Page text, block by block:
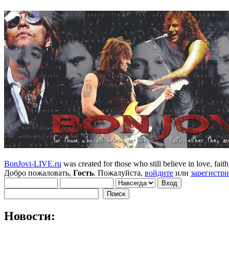
BonJovi-LIVE.ru was created for those who still believe in love,
Добро пожаловать, Гость. Пожалуйста, войдите или
Новости: